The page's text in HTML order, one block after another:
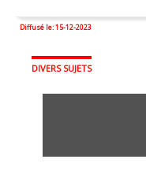
Diffusé le: 15-12-2023
DIVERS SUJETS